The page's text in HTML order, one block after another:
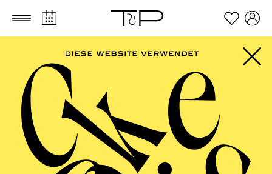
Zum Hauptinhalt springen Zum Footer springen
Sono Yu
Der südkoreanische Bariton Sono Yu ist ab der Spielzeit
2025/2026 Mitglied des Opernstudios NRW. Von 2023